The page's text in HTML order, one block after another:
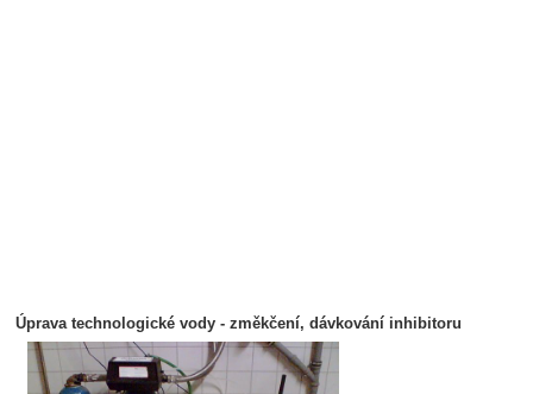
Úprava technologické vody - změkčení, dávkování inhibitoru